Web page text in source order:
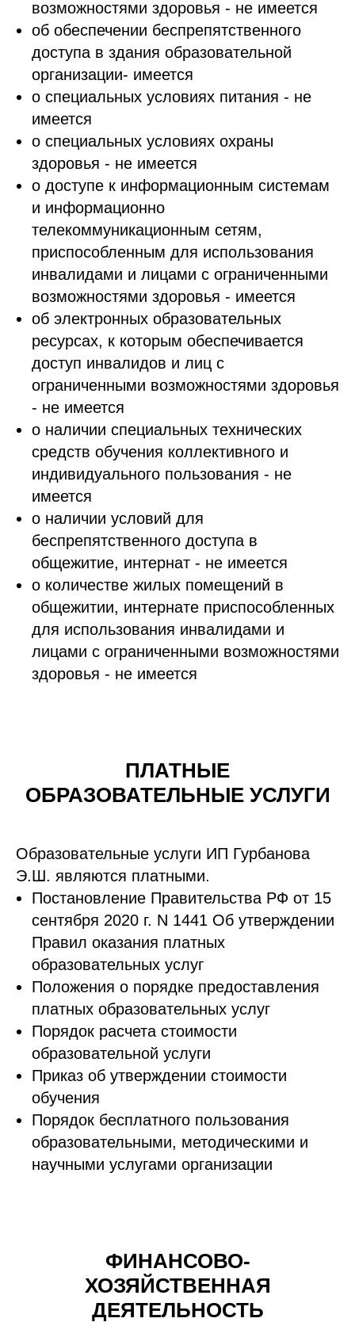
возможностями здоровья - не имеется
об обеспечении беспрепятственного
доступа в здания образовательной
организации- имеется
о специальных условиях питания - не
имеется
о специальных условиях охраны
здоровья - не имеется
о доступе к информационным системам
и информационно
телекоммуникационным сетям,
приспособленным для использования
инвалидами и лицами с ограниченными
возможностями здоровья - имеется
об электронных образовательных
ресурсах, к которым обеспечивается
доступ инвалидов и лиц с
ограниченными возможностями здоровья
- не имеется
о наличии специальных технических
средств обучения коллективного и
индивидуального пользования - не
имеется
о наличии условий для
беспрепятственного доступа в
общежитие, интернат - не имеется
о количестве жилых помещений в
общежитии, интернате приспособленных
для использования инвалидами и
лицами с ограниченными возможностями
здоровья - не имеется
ПЛАТНЫЕ
ОБРАЗОВАТЕЛЬНЫЕ УСЛУГИ
Образовательные услуги ИП Гурбанова
Э.Ш. являются платными.
Постановление Правительства РФ от 15
сентября 2020 г. N 1441 Об утверждении
Правил оказания платных
образовательных услуг
Положения о порядке предоставления
платных образовательных услуг
Порядок расчета стоимости
образовательной услуги
Приказ об утверждении стоимости
обучения
Порядок бесплатного пользования
образовательными, методическими и
научными услугами организации
ФИНАНСОВО-
ХОЗЯЙСТВЕННАЯ
ДЕЯТЕЛЬНОСТЬ